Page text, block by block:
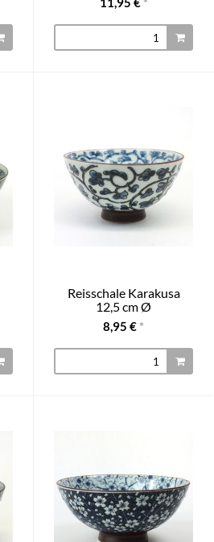
Reisschale Karakusa
12,5 cm Ø
8,95 € *